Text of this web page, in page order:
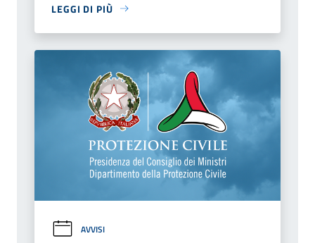
LEGGI DI PIÙ
AVVISI